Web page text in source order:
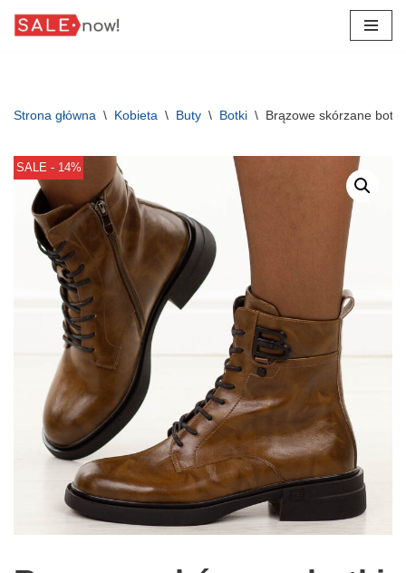
Strona główna \ Kobieta \ Buty \ Botki \ Brązowe skórzane
SALE - 14%